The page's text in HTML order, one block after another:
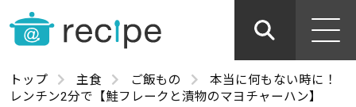
トップ 主食 ご飯もの
本当に何もない時に！
レンチン2分で【鮭フレークと漬物のマヨチャーハン】